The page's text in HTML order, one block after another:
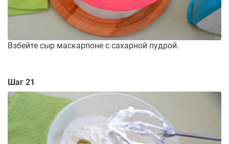
Взбейте сыр маскарпоне с сахарной пудрой.
Шаг 21